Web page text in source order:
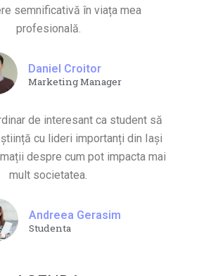
semnificativă în viața mea
profesională.
Daniel Croitor
Marketing Manager
de interesant ca student să
cu lideri importanți din Iași
despre cum pot impacta mai
mult societatea.
Andreea Gerasim
Studenta